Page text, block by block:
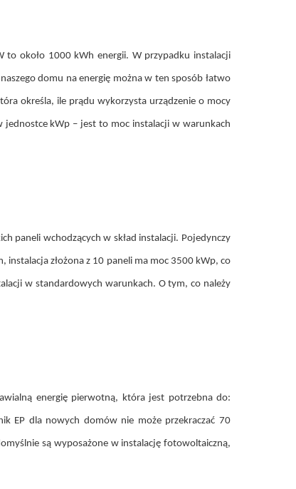
około 1000 kWh energii. W przypadku instalacji
domu na energię można w ten sposób łatwo
określa, ile prądu wykorzysta urządzenie o mocy
kWp – jest to moc instalacji w warunkach
paneli wchodzących w skład instalacji. Pojedynczy
złożona z 10 paneli ma moc 3500 kWp, co
w standardowych warunkach. O tym, co należy
energię pierwotną, która jest potrzebna do:
EP dla nowych domów nie może przekraczać 70
są wyposażone w instalację fotowoltaiczną,